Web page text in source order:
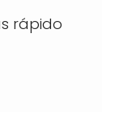
rápido